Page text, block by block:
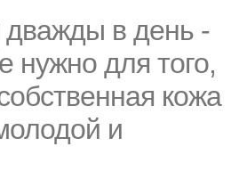
в день -
нужно для того,
кожа
и